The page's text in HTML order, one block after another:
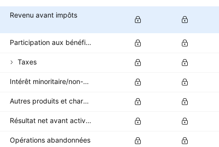
Revenu avant impôts
Participation aux bénéfices
Taxes
Intérêt minoritaire/non-contrôlant
Autres produits et charges après impôts
Résultat net avant activités abandonnées
Opérations abandonnées